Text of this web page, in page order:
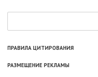
ПРАВИЛА ЦИТИРОВАНИЯ
РАЗМЕЩЕНИЕ РЕКЛАМЫ